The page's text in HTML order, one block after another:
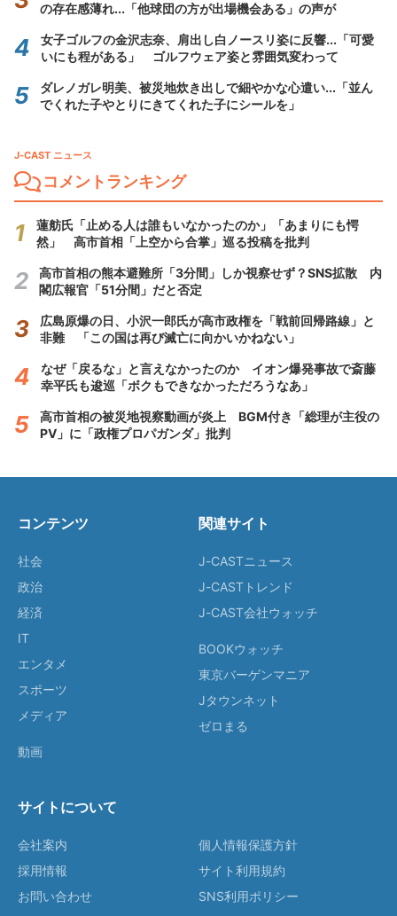
の存在感薄れ...「他球団の方が出場機会ある」の声が
女子ゴルフの金沢志奈、肩出し白ノースリ姿に反響...「可愛
いにも程がある」 ゴルフウェア姿と雰囲気変わって
ダレノガレ明美、被災地炊き出しで細やかな心遣い...「並ん
でくれた子やとりにきてくれた子にシールを」
J-CAST ニュース
コメントランキング
蓮舫氏「止める人は誰もいなかったのか」「あまりにも愕
然」 高市首相「上空から合掌」巡る投稿を批判
高市首相の熊本避難所「3分間」しか視察せず？SNS拡散 内
閣広報官「51分間」だと否定
広島原爆の日、小沢一郎氏が高市政権を「戦前回帰路線」と
非難 「この国は再び滅亡に向かいかねない」
なぜ「戻るな」と言えなかったのか イオン爆発事故で斎藤
幸平氏も逡巡「ボクもできなかっただろうなあ」
高市首相の被災地視察動画が炎上 BGM付き「総理が主役の
PV」に「政権プロパガンダ」批判
コンテンツ
社会
政治
経済
IT
エンタメ
スポーツ
メディア
動画
関連サイト
J-CASTニュース
J-CASTトレンド
J-CAST会社ウォッチ
BOOKウォッチ
東京バーゲンマニア
Jタウンネット
ゼロまる
サイトについて
会社案内
採用情報
お問い合わせ
個人情報保護方針
サイト利用規約
SNS利用ポリシー